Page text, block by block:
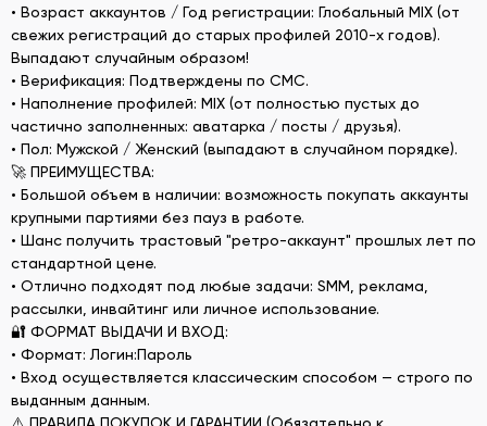
• Возраст аккаунтов / Год регистрации: Глобальный MIX (от
свежих регистраций до старых профилей 2010-х годов).
Выпадают случайным образом!
• Верификация: Подтверждены по СМС.
• Наполнение профилей: MIX (от полностью пустых до
частично заполненных: аватарка / посты / друзья).
• Пол: Мужской / Женский (выпадают в случайном порядке).
🚀 ПРЕИМУЩЕСТВА:
• Большой объем в наличии: возможность покупать аккаунты
крупными партиями без пауз в работе.
• Шанс получить трастовый "ретро-аккаунт" прошлых лет по
стандартной цене.
• Отлично подходят под любые задачи: SMM, реклама,
рассылки, инвайтинг или личное использование.
🔐 ФОРМАТ ВЫДАЧИ И ВХОД:
• Формат: Логин:Пароль
• Вход осуществляется классическим способом — строго по
выданным данным.
⚠️ ПРАВИЛА ПОКУПОК И ГАРАНТИИ (Обязательно к